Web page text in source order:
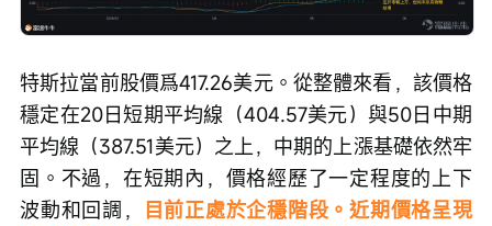
特斯拉當前股價爲417.26美元。從整體來看，該價格
穩定在20日短期平均線（404.57美元）與50日中期
平均線（387.51美元）之上，中期的上漲基礎依然牢
固。不過，在短期內，價格經歷了一定程度的上下
波動和回調，
目前正處於企穩階段。近期價格呈現